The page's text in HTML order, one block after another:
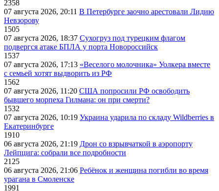
2358
07 августа 2026, 20:11 В Петербурге заочно арестовали Лидию
Невзорову
1505
07 августа 2026, 18:37 Сухогруз под турецким флагом
подвергся атаке БПЛА у порта Новороссийск
1537
07 августа 2026, 17:13 «Веселого молочника» Уолкера вместе
с семьей хотят выдворить из РФ
1562
07 августа 2026, 11:20 США попросили РФ освободить
бывшего морпеха Гилмана: он при смерти?
1532
07 августа 2026, 10:19 Украина ударила по складу Wildberries в
Екатеринбурге
1910
06 августа 2026, 21:19 Дрон со взрывчаткой в аэропорту
Лейпцига: собрали все подробности
2125
06 августа 2026, 21:06 Ребёнок и женщина погибли во время
урагана в Смоленске
1991